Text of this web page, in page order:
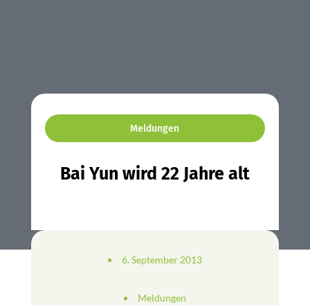
Meldungen
Bai Yun wird 22 Jahre alt
6. September 2013
Meldungen